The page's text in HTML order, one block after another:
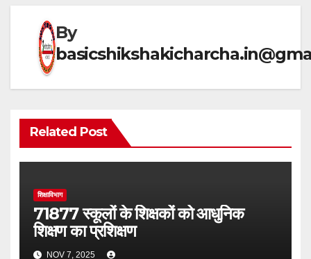
By
Related Post
शिक्षाविभाग
71877 स्कूलों के शिक्षकों को आधुनिक
शिक्षण का प्रशिक्षण
NOV 7, 2025